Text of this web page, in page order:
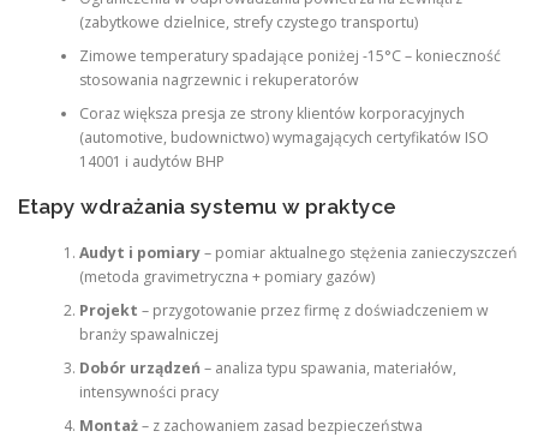
(zabytkowe dzielnice, strefy czystego transportu)
Zimowe temperatury spadające poniżej -15°C – konieczność
stosowania nagrzewnic i rekuperatorów
Coraz większa presja ze strony klientów korporacyjnych
(automotive, budownictwo) wymagających certyfikatów ISO
14001 i audytów BHP
Etapy wdrażania systemu w praktyce
Audyt i pomiary– pomiar aktualnego stężenia zanieczyszczeń
(metoda gravimetryczna + pomiary gazów)
Projekt – przygotowanie przez firmę z doświadczeniem w
branży spawalniczej
Dobór urządzeń – analiza typu spawania, materiałów,
intensywności pracy
Montaż– z zachowaniem zasad bezpieczeństwa